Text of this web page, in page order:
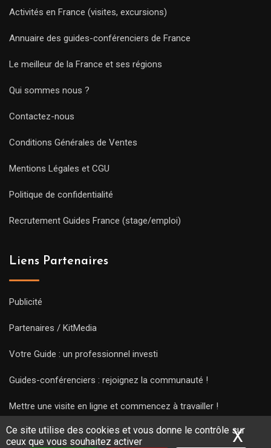
Ce site utilise des cookies et vous donne le contrôle sur
ceux que vous souhaitez activer
X
Activités en France (visites, excursions)
Annuaire des guides-conférenciers de France
Le meilleur de la France et ses régions
Qui sommes nous ?
Contactez-nous
Conditions Générales de Ventes
Mentions Légales et CGU
Politique de confidentialité
Recrutement Guides France (stage/emploi)
Liens Partenaires
Publicité
Partenaires / KitMedia
Votre Guide : un professionnel investi
Guides-conférenciers : rejoignez la communauté !
Mettre une visite en ligne et commencez à travailler !